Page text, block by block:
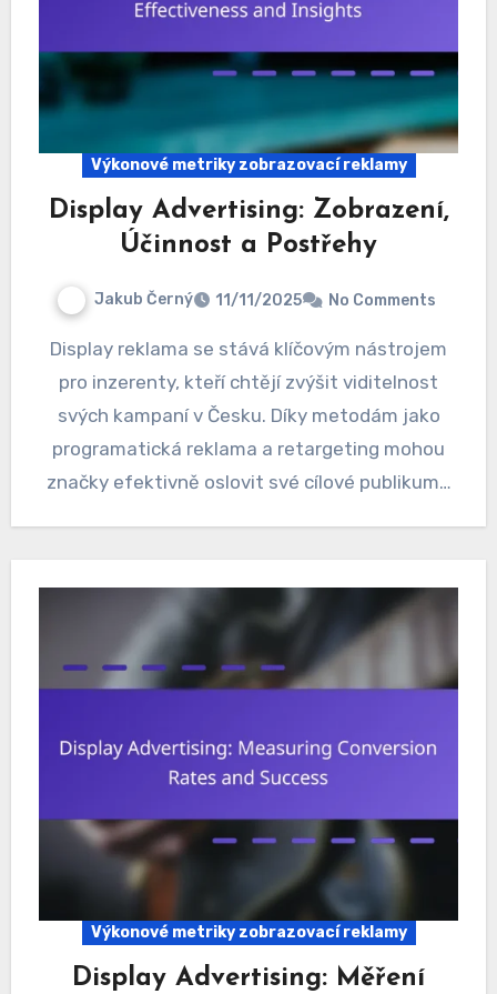
Výkonové metriky zobrazovací reklamy
Display Advertising: Zobrazení,
Účinnost a Postřehy
Jakub Černý 11/11/2025 No Comments
Display reklama se stává klíčovým nástrojem
pro inzerenty, kteří chtějí zvýšit viditelnost
svých kampaní v Česku. Díky metodám jako
programatická reklama a retargeting mohou
značky efektivně oslovit své cílové publikum…
Výkonové metriky zobrazovací reklamy
Display Advertising: Měření